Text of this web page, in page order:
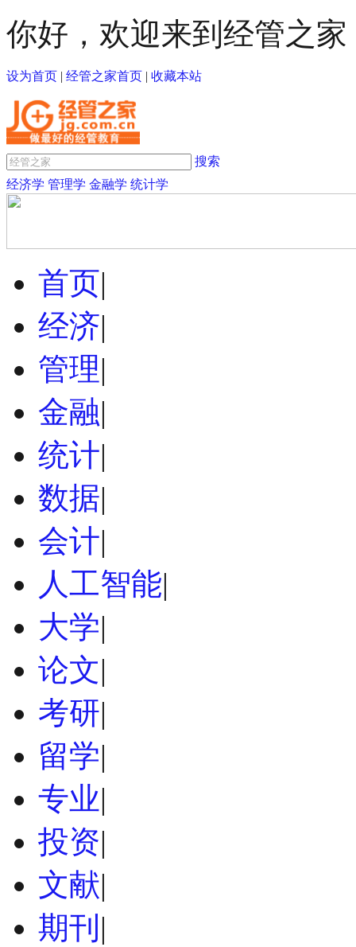
你好，欢迎来到经管之家
设为首页 | 经管之家首页 | 收藏本站
搜索
经济学 管理学 金融学 统计学
首页|
经济|
管理|
金融|
统计|
数据|
会计|
人工智能|
大学|
论文|
考研|
留学|
专业|
投资|
文献|
期刊 |